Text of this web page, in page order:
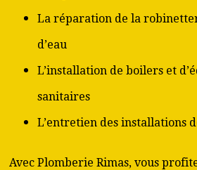
La réparation de la
d’eau
L’installation de boilers et
sanitaires
L’entretien des installations
Avec Plomberie Rimas, vous